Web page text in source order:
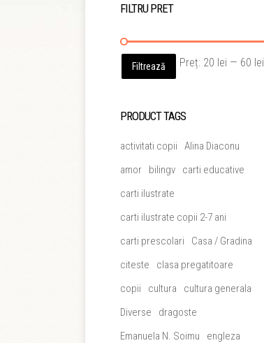
FILTRU PRET
minim
maxim
Filtrează Preț: 20 lei — 60 lei
PRODUCT TAGS
activitati copii
Alina Diaconu
amor
bilingv
carti educative
carti ilustrate
carti ilustrate copii 2-7 ani
carti prescolari
Casa / Gradina
citeste
clasa pregatitoare
copii
cultura
cultura generala
Diverse
dragoste
Emanuela N. Soimu
engleza